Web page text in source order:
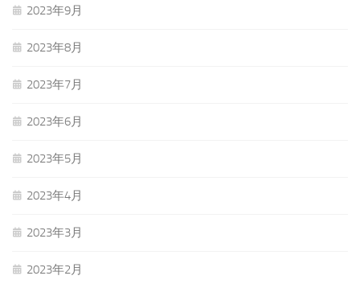
2023年9月
2023年8月
2023年7月
2023年6月
2023年5月
2023年4月
2023年3月
2023年2月